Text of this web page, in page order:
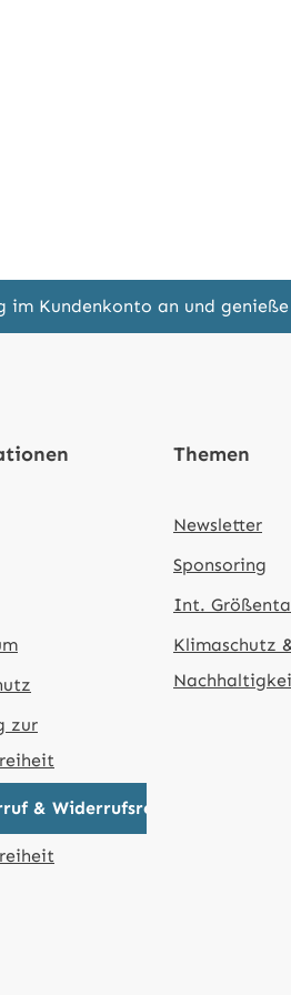
Kundenkonto an und
zur
& Widerrufsrecht
Themen
Newsletter
Sponsoring
Int.
Klimaschutz